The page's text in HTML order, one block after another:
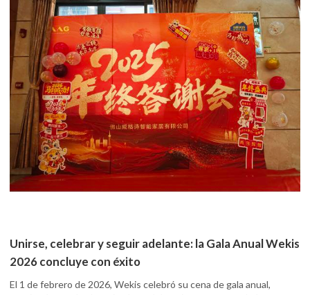
Unirse, celebrar y seguir adelante: la Gala Anual Wekis
2026 concluye con éxito
El 1 de febrero de 2026, Wekis celebró su cena de gala anual,